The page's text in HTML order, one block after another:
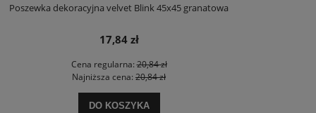
Poszewka dekoracyjna velvet Blink 45x45 granatowa
17,84 zł
Cena regularna:20,84 zł
Najniższa cena: 20,84 zł
DO KOSZYKA